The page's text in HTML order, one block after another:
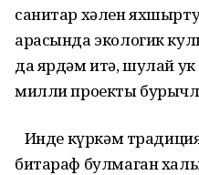
санитар хәлен
арасында экологик
да ярдәм итә, шулай ук
милли проекты
Индекүркәм
битараф булмаган